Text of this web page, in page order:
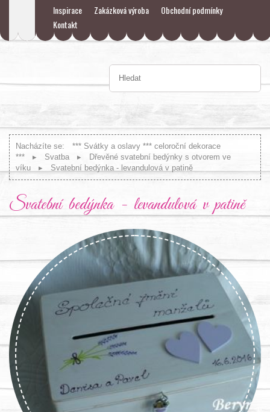
Inspirace Zakázková výroba
Obchodní podmínky
Kontakt
Nacházíte se:
*** Svátky a oslavy *** celoroční dekorace
***
Svatba
Dřevěné svatební bedýnky s otvorem ve
víku
Svatební bedýnka - levandulová v patině
Svatební bedýnka - levandulová v patině